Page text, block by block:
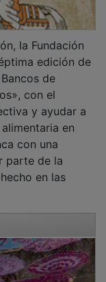
de 2,1
a 1.395
aportación